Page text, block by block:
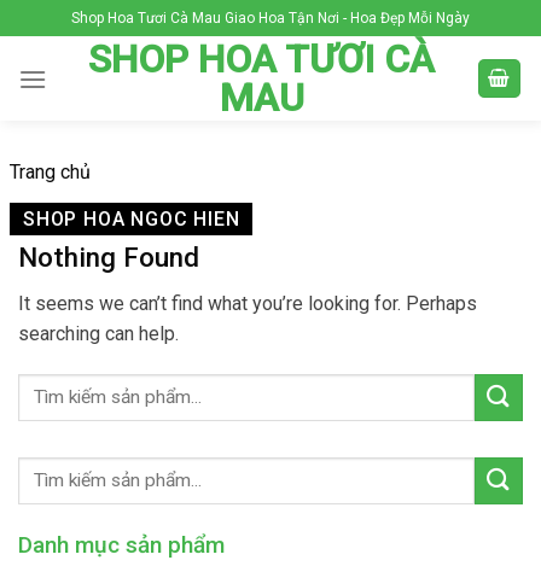
to
content
Shop Hoa Tươi Cà Mau Giao Hoa Tận Nơi - Hoa Đẹp Mỗi Ngày
SHOP HOA TƯƠI CÀ
MAU
Trang chủ
SHOP HOA NGOC HIEN
Nothing Found
It seems we can’t find what you’re looking for. Perhaps
searching can help.
Danh mục sản phẩm